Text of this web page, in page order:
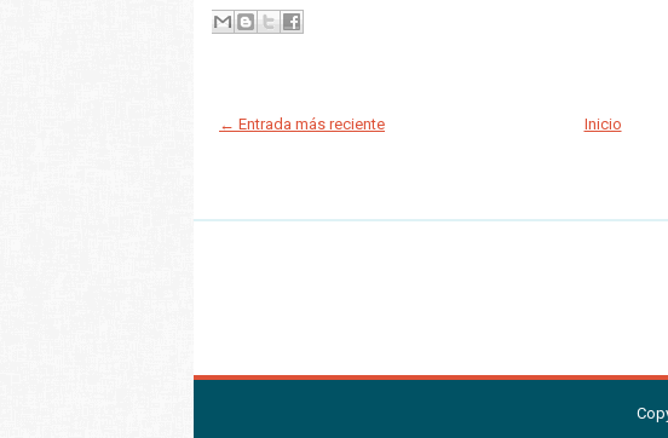
← Entrada más reciente Inicio